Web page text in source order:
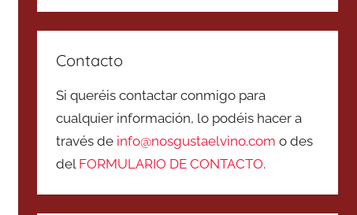
Contacto
Si queréis contactar conmigo para
cualquier información, lo podéis hacer a
través de info@nosgustaelvino.com o des
del FORMULARIO DE CONTACTO.